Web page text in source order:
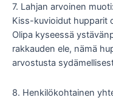
7. Lahjan arvoinen muoti:
Kiss-kuvioidut hupparit
Olipa kyseessä
rakkauden ele, nämä
arvostusta
8. Henkilökohtainen